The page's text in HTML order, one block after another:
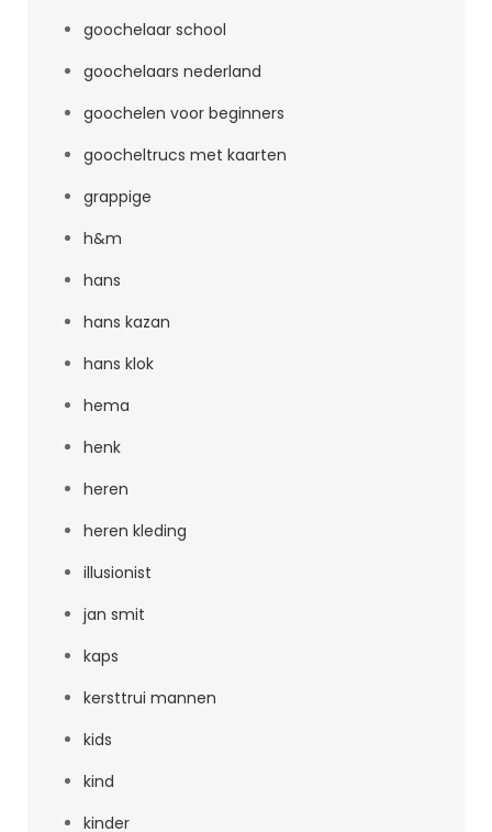
goochelaar school
goochelaars nederland
goochelen voor beginners
goocheltrucs met kaarten
grappige
h&m
hans
hans kazan
hans klok
hema
henk
heren
heren kleding
illusionist
jan smit
kaps
kersttrui mannen
kids
kind
kinder